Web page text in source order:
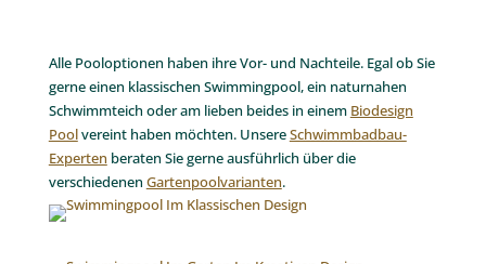
Alle Pooloptionen haben ihre Vor- und Nachteile. Egal ob Sie
gerne einen klassischen Swimmingpool, ein naturnahen
Schwimmteich oder am lieben beides in einem Biodesign
Poolvereint haben möchten. UnsereSchwimmbadbau-
Experten beraten Sie gerne ausführlich über die
verschiedenen Gartenpoolvarianten.